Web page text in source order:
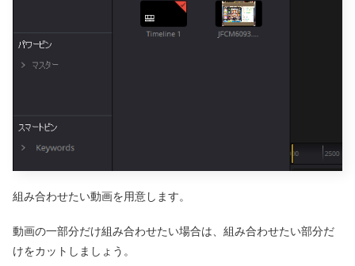
組み合わせたい動画を用意します。
動画の一部分だけ組み合わせたい場合は、組み合わせたい部分だ
けをカットしましょう。